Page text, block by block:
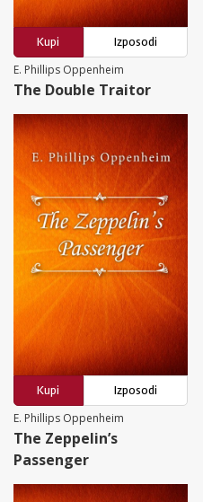
Kupi
Izposodi
E. Phillips Oppenheim
The Double Traitor
Kupi
Izposodi
E. Phillips Oppenheim
The Zeppelin’s
Passenger